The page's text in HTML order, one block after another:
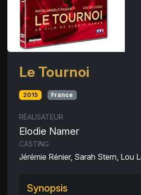
Le Tournoi
2015 France
RÉALISATEUR
Elodie Namer
CASTING
Jérémie Rénier, Sarah Stern, Lou
Synopsis